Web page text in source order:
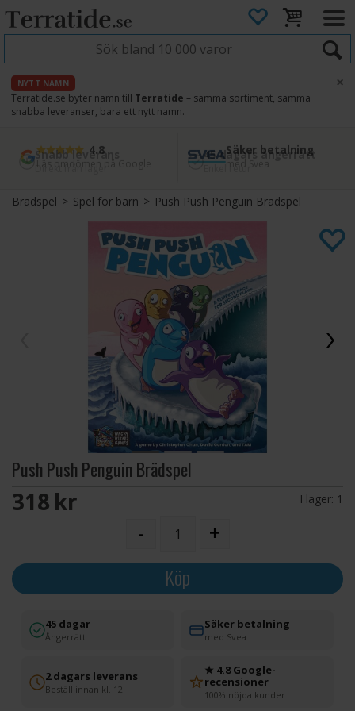
NYTT NAMN
Terratide.se byter namn till Terratide – samma sortiment, samma
snabba leveranser, bara ett nytt namn.
×
4.8
Läs omdömen på Google
Säker betalning
med Svea
Snabb leverans
Direkt från lager
45 dagars ångerrätt
Enkel retur
Brädspel>Spel för barn> Push Push Penguin Brädspel
Push Push Penguin Brädspel
318 SEK I lager: 1
- +
Köp
45 dagar
Ångerrätt
Säker betalning
med Svea
2 dagars leverans
Beställ innan kl. 12
★ 4.8 Google-
recensioner
100% nöjda kunder